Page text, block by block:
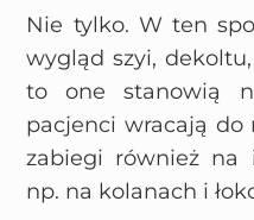
Nie tylko. W ten
wygląd szyi,
to one stanowią
pacjenci wracają do
zabiegi również na
np. na kolanach i